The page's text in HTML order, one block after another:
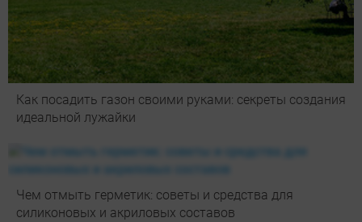
Как посадить газон своими руками: секреты создания
идеальной лужайки
Чем отмыть герметик: советы и средства для
силиконовых и акриловых составов